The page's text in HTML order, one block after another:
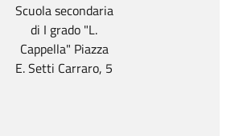
Scuola secondaria
di I grado "L.
Cappella" Piazza
E. Setti Carraro, 5